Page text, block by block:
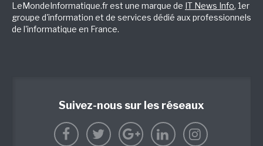
LeMondeInformatique.fr est une marque de IT News Info, 1er
groupe d'information et de services dédié aux professionnels
de l'informatique en France.
Suivez-nous sur les réseaux